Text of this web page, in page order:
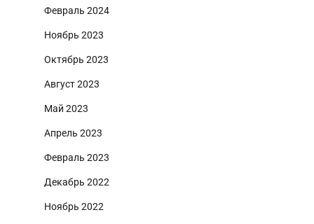
Февраль 2024
Ноябрь 2023
Октябрь 2023
Август 2023
Май 2023
Апрель 2023
Февраль 2023
Декабрь 2022
Ноябрь 2022